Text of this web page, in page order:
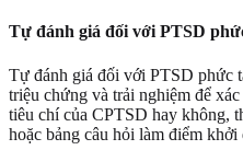
Tự đánh giá đối với PTSD
Tự đánh giá đối với PTSD phức
triệu chứng và trải nghiệm để
tiêu chí của CPTSD hay không,
hoặc bảng câu hỏi làm điểm